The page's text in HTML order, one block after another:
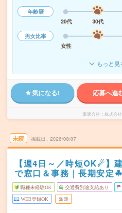
年齢層
20代
30代
男女比率
女性
もっと見
気になる! 応募へ進
派遣会社 株式会
未読 掲載日 2026/08/07
【週4日～／時短OK☄】
で窓口＆事務｜長期安定☘︎
職種未経験OK 交通費別途支給あり
WEB登録OK 派遣